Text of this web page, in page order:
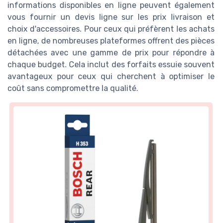
informations disponibles en ligne peuvent également
vous fournir un devis ligne sur les prix livraison et
choix d'accessoires. Pour ceux qui préfèrent les achats
en ligne, de nombreuses plateformes offrent des pièces
détachées avec une gamme de prix pour répondre à
chaque budget. Cela inclut des forfaits essuie souvent
avantageux pour ceux qui cherchent à optimiser le
coût sans compromettre la qualité.